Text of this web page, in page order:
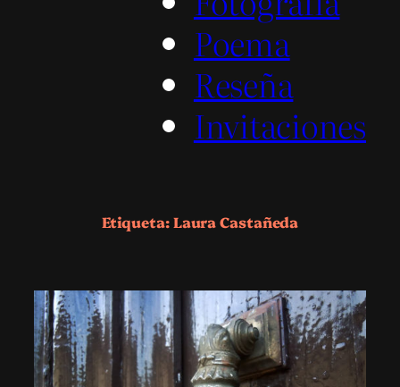
Poema
Reseña
Invitaciones
Etiqueta:Laura Castañeda